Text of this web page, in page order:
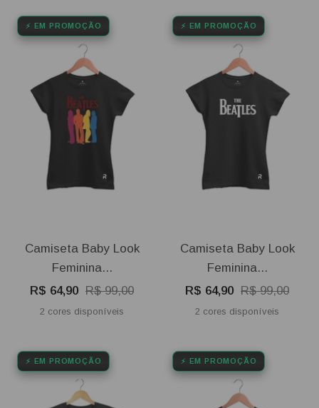
⚡ EM PROMOÇÃO
Camiseta Baby Look
Feminina...
Preço
promocional
R$ 64,90 Preço
normal
R$ 99,00
2 cores disponíveis
⚡ EM PROMOÇÃO
Camiseta Baby Look
Feminina...
Preço
promocional
R$ 64,90 Preço
normal
R$ 99,00
2 cores disponíveis
⚡ EM PROMOÇÃO ⚡ EM PROMOÇÃO